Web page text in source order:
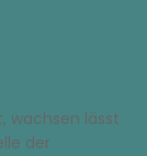
wachsen lässt
der